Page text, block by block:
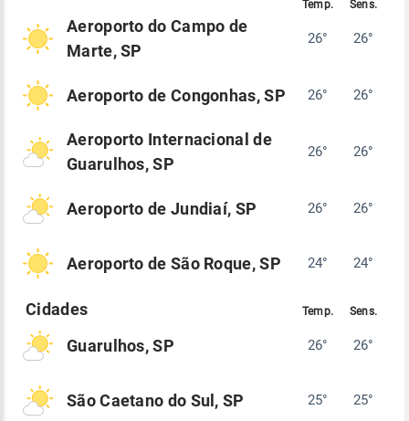
Aeroporto do Campo de
Marte, SP
26° 26°
Aeroporto de Congonhas, SP 26° 26°
Aeroporto Internacional de
Guarulhos, SP
26° 26°
Aeroporto de Jundiaí, SP 26° 26°
Aeroporto de São Roque, SP 24° 24°
Guarulhos, SP 26° 26°
São Caetano do Sul, SP 25° 25°